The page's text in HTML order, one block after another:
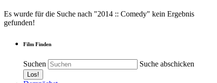
Es wurde für die Suche nach "2014 :: Comedy" kein Ergebnis
gefunden!
Film Finden
Suchen Suche abschicken